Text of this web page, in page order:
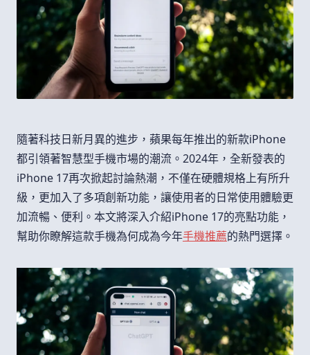
隨著科技日新月異的進步，蘋果每年推出的新款iPhone
都引領著智慧型手機市場的潮流。2024年，全新發表的
iPhone 17再次掀起討論熱潮，不僅在硬體規格上有所升
級，更加入了多項創新功能，讓使用者的日常使用體驗更
加流暢、便利。本文將深入介紹iPhone 17的亮點功能，
幫助你瞭解這款手機為何成為今年手機推薦的熱門選擇。